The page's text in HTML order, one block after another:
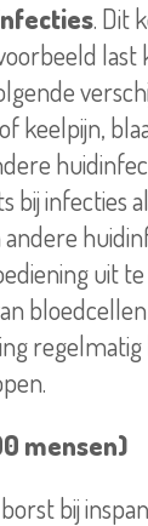
. Dit
last
keelpijn,
bij infecties
uit
mensen)
bij